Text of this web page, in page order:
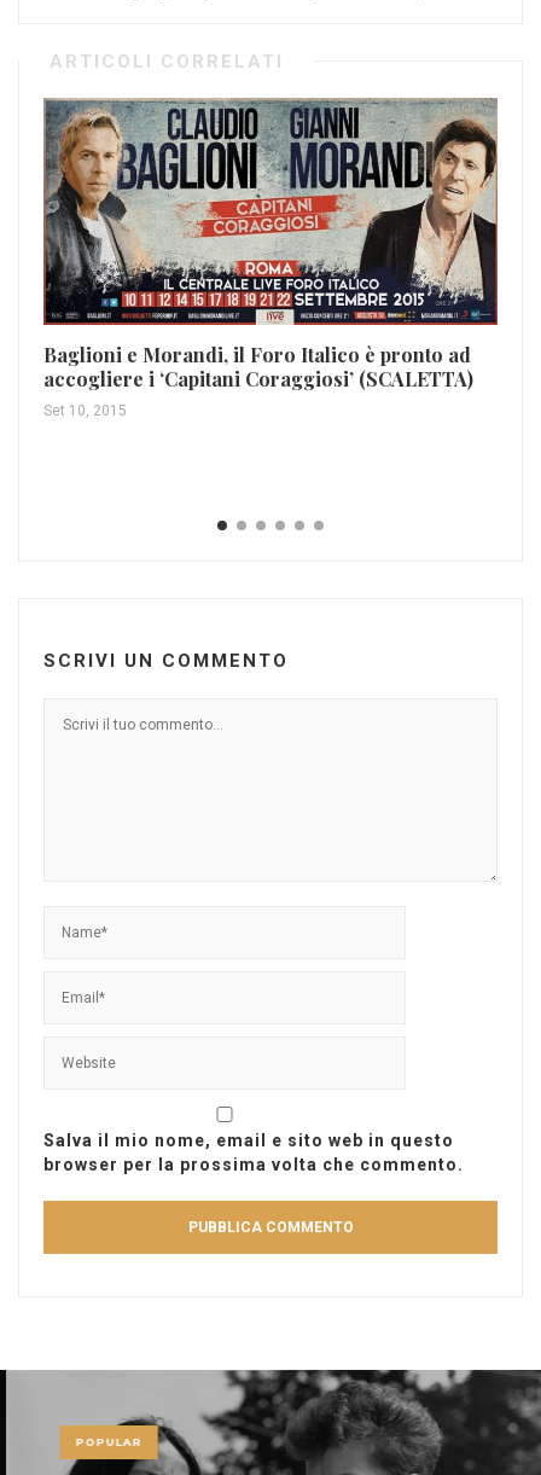
ARTICOLI CORRELATI
Baglioni e Morandi, il Foro Italico è pronto ad
accogliere i ‘Capitani Coraggiosi’ (SCALETTA)
Set 10, 2015
SCRIVI UN COMMENTO
Salva il mio nome, email e sito web in questo
browser per la prossima volta che commento.
POPULAR